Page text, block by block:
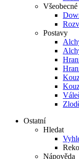
Všeobecné
Postavy
Ostatní
Hledat
Nápověda